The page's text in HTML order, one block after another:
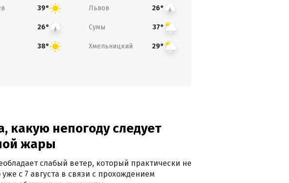
39° Львов 26°
26° Сумы 37°
38° Хмельницкий 29°
какую непогоду следует
жары
слабый ветер, который практически не
с 7 августа в связи с прохождением